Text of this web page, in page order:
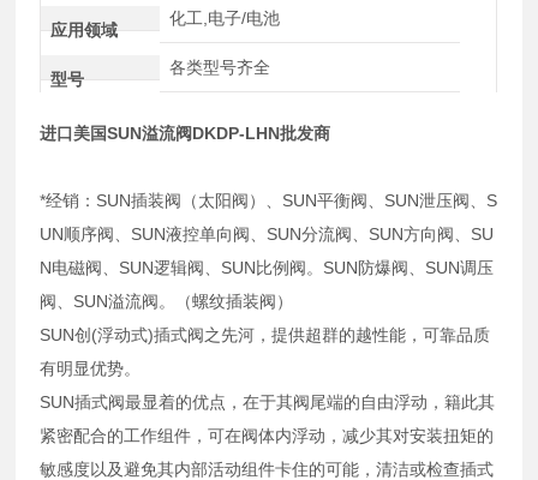
应用领域
化工,电子/电池
型号
各类型号齐全
进口美国SUN溢流阀DKDP-LHN批发商
*经销：SUN插装阀（太阳阀）、SUN平衡阀、SUN泄压阀、S
UN顺序阀、SUN液控单向阀、SUN分流阀、SUN方向阀、SU
N电磁阀、SUN逻辑阀、SUN比例阀。SUN防爆阀、SUN调压
阀、SUN溢流阀。（螺纹插装阀）
SUN创(浮动式)插式阀之先河，提供超群的越性能，可靠品质
有明显优势。
SUN插式阀最显着的优点，在于其阀尾端的自由浮动，籍此其
紧密配合的工作组件，可在阀体内浮动，减少其对安装扭矩的
敏感度以及避免其内部活动组件卡住的可能，清洁或检查插式